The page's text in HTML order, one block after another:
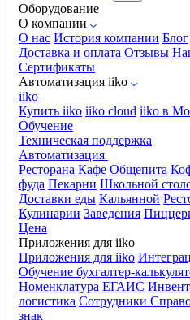
Оборудование
О компании
О нас История компании Блог
Доставка и оплата Отзывы
Сертификаты
Автоматизация iiko
iiko
Купить iiko iiko cloud iiko в
Обучение
Техническая поддержка
Автоматизация
Ресторана Кафе Общепита
фуда Пекарни Школьной
Доставки еды Кальянной
Кулинарии Заведения
Цена
Приложения для iiko
Приложения для iiko
Обучение бухгалтер-
Номенклатура ЕГАИС
логистика Сотрудники
знак